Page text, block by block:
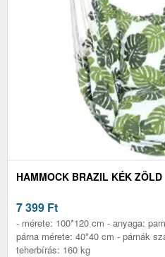
HAMMOCK BRAZIL KÉK ZÖLD
7 399 Ft
- mérete: 100*120 cm - anyaga:
párna mérete: 40*40 cm - párnák
teherbírás: 160 kg